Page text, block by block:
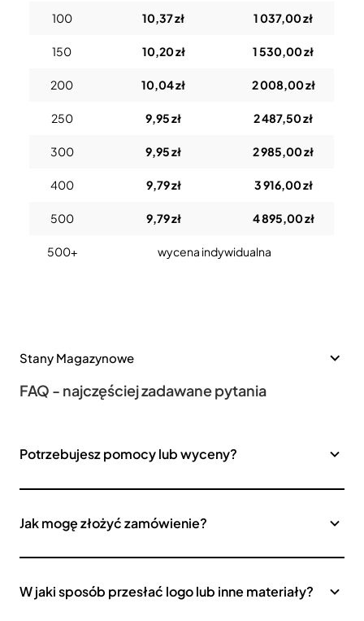
100 10,37 zł 1 037,00 zł
150 10,20 zł 1 530,00 zł
200 10,04 zł 2 008,00 zł
250 9,95 zł 2 487,50 zł
300 9,95 zł 2 985,00 zł
400 9,79 zł 3 916,00 zł
500 9,79 zł 4 895,00 zł
500+ wycena indywidualna
Stany Magazynowe
FAQ - najczęściej zadawane pytania
Potrzebujesz pomocy lub wyceny?
Jak mogę złożyć zamówienie?
W jaki sposób przesłać logo lub inne materiały?